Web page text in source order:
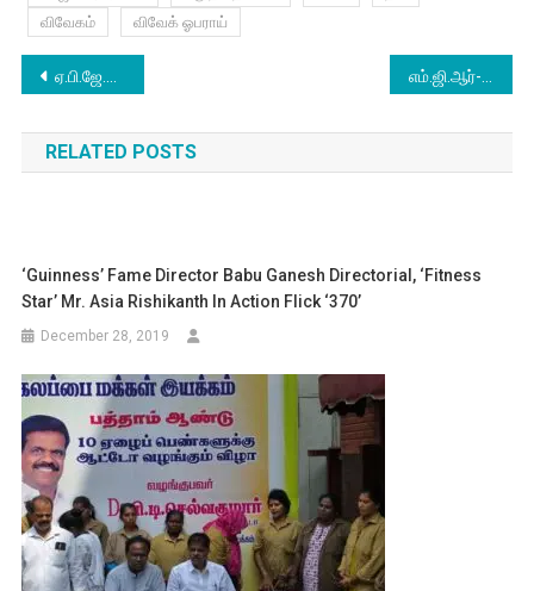
விவேகம்
விவேக் ஓபராய்
Post
navigation
ஏ.பி.ஜே.வின் மணிமண்டபத்திற்கு அழகு சேர்த்த ஏ.பி.ஸ்ரீதரின் படைப்புகள் எம்.ஜி.ஆர்-ஆக நடித்திருக்கும் ராணா
RELATED POSTS
‘Guinness’ Fame Director Babu Ganesh Directorial, ‘Fitness
Star’ Mr. Asia Rishikanth In Action Flick ‘370’
December 28, 2019